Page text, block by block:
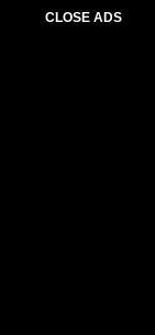
CLOSE ADS